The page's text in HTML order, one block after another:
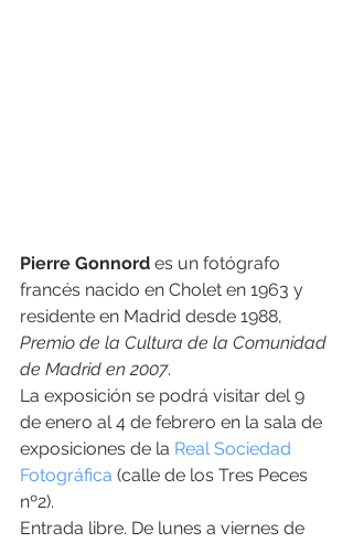
Pierre Gonnord es un fotógrafo
francés nacido en Cholet en 1963 y
residente en Madrid desde 1988,
Premio de la Cultura de la Comunidad
de Madrid en 2007.
La exposición se podrá visitar del 9
de enero al 4 de febrero en la sala de
exposiciones de la Real Sociedad
Fotográfica (calle de los Tres Peces
nº2).
Entrada libre. De lunes a viernes de